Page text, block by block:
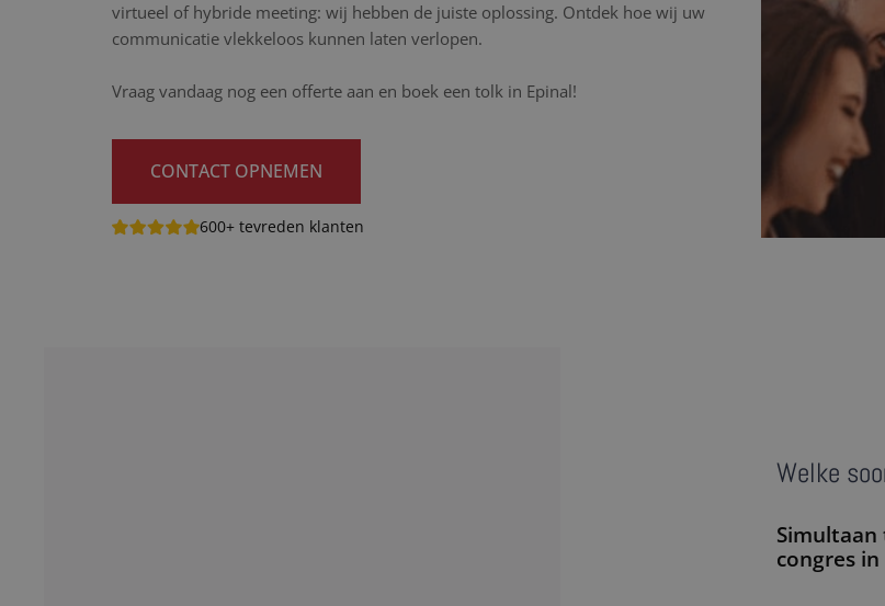
virtueel of hybride meeting: wij hebben de juiste oplossing. Ontdek hoe wij uw
communicatie vlekkeloos kunnen laten verlopen.
Vraag vandaag nog een offerte aan en boek een tolk in Epinal!
CONTACT OPNEMEN
600+ tevreden klanten
Welke
congres in